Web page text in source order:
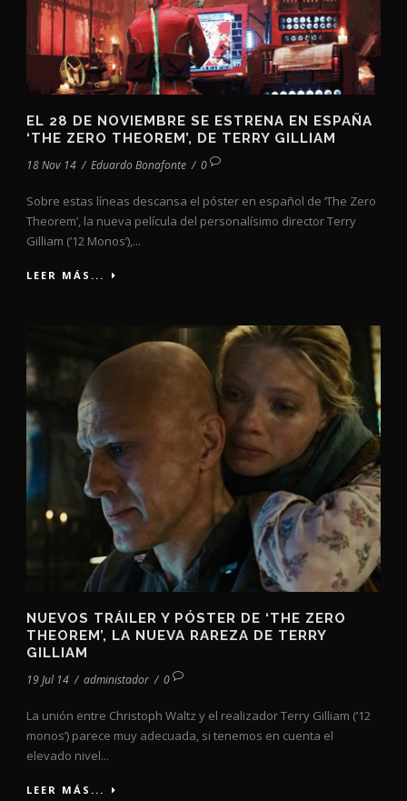
EL 28 DE NOVIEMBRE SE ESTRENA EN ESPAÑA
‘THE ZERO THEOREM’, DE TERRY GILLIAM
18 Nov 14 / Eduardo Bonafonte / 0
Sobre estas líneas descansa el póster en español de ‘The Zero
Theorem’, la nueva película del personalísimo director Terry
Gilliam (’12 Monos’),...
LEER MÁS...
NUEVOS TRÁILER Y PÓSTER DE ‘THE ZERO
THEOREM’, LA NUEVA RAREZA DE TERRY
GILLIAM
19 Jul 14 / administador / 0
La unión entre Christoph Waltz y el realizador Terry Gilliam (’12
monos’) parece muy adecuada, si tenemos en cuenta el
elevado nivel...
LEER MÁS...